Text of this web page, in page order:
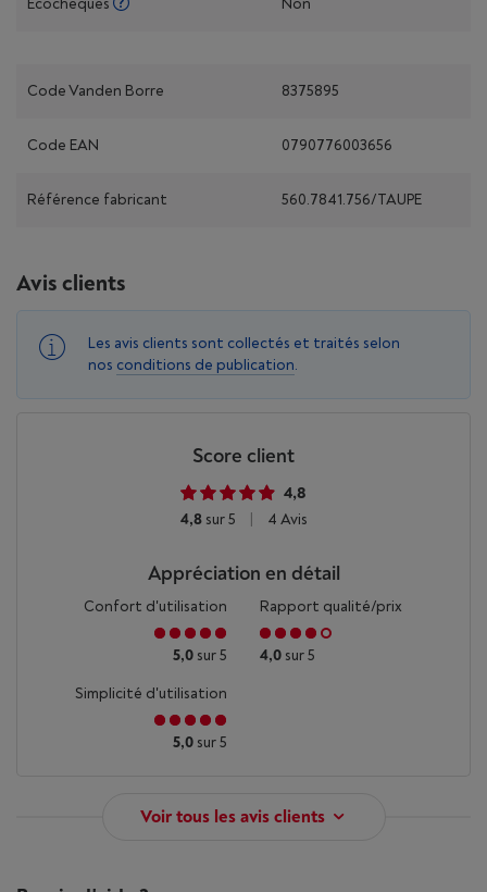
Écochèques Non
Code Vanden Borre 8375895
Code EAN 0790776003656
Référence fabricant 560.7841.756/TAUPE
Avis clients
Les avis clients sont collectés et traités selon
nos conditions de publication.
Score client
4,8
4,8sur 5 4 Avis
Appréciation en détail
Confort d'utilisation
5,0 sur 5
Rapport qualité/prix
4,0 sur 5
Simplicité d'utilisation
5,0 sur 5
Voir tous les avis clients